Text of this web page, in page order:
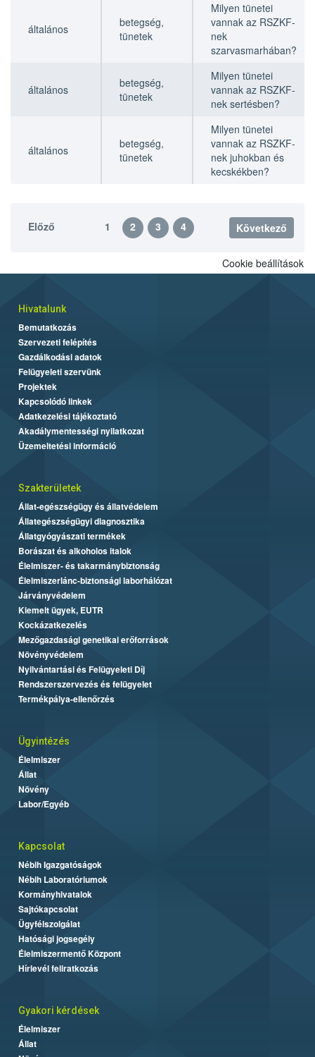
általános
betegség,
tünetek
Milyen tünetei
vannak az RSZKF-
nek
szarvasmarhában?
általános
betegség,
tünetek
Milyen tünetei
vannak az RSZKF-
nek sertésben?
általános
betegség,
tünetek
Milyen tünetei
vannak az RSZKF-
nek juhokban és
kecskékben?
Előző 1 2 3 4 Következő
Cookie beállítások
Hivatalunk
Bemutatkozás
Szervezeti felépítés
Gazdálkodási adatok
Felügyeleti szervünk
Projektek
Kapcsolódó linkek
Adatkezelési tájékoztató
Akadálymentességi nyilatkozat
Üzemeltetési információ
Szakterületek
Állat-egészségügy és állatvédelem
Állategészségügyi diagnosztika
Állatgyógyászati termékek
Borászat és alkoholos italok
Élelmiszer- és takarmánybiztonság
Élelmiszerlánc-biztonsági laborhálózat
Járványvédelem
Kiemelt ügyek, EUTR
Kockázatkezelés
Mezőgazdasági genetikai erőforrások
Növényvédelem
Nyilvántartási és Felügyeleti Díj
Rendszerszervezés és felügyelet
Termékpálya-ellenőrzés
Ügyintézés
Élelmiszer
Állat
Növény
Labor/Egyéb
Kapcsolat
Nébih Igazgatóságok
Nébih Laboratóriumok
Kormányhivatalok
Sajtókapcsolat
Ügyfélszolgálat
Hatósági jogsegély
Élelmiszermentő Központ
Hírlevél feliratkozás
Gyakori kérdések
Élelmiszer
Állat